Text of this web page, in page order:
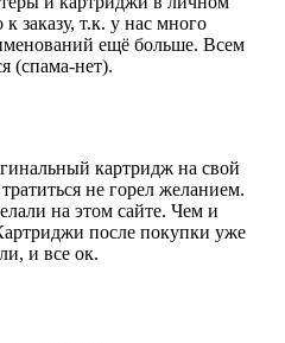
заказу, т.к. у нас много
ещё больше. Всем
(спама-нет).
картридж на свой
не горел желанием.
на этом сайте. Чем и
после покупки уже
и все ок.